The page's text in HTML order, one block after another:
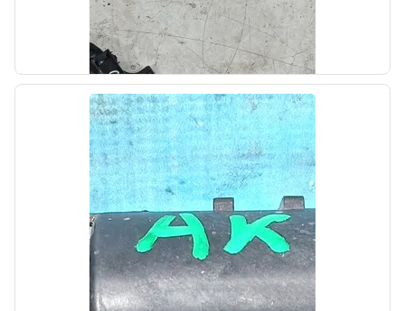
OEM: 353402B100
Производитель:
Hyundai-KIA
3000,00₽
Автолайн